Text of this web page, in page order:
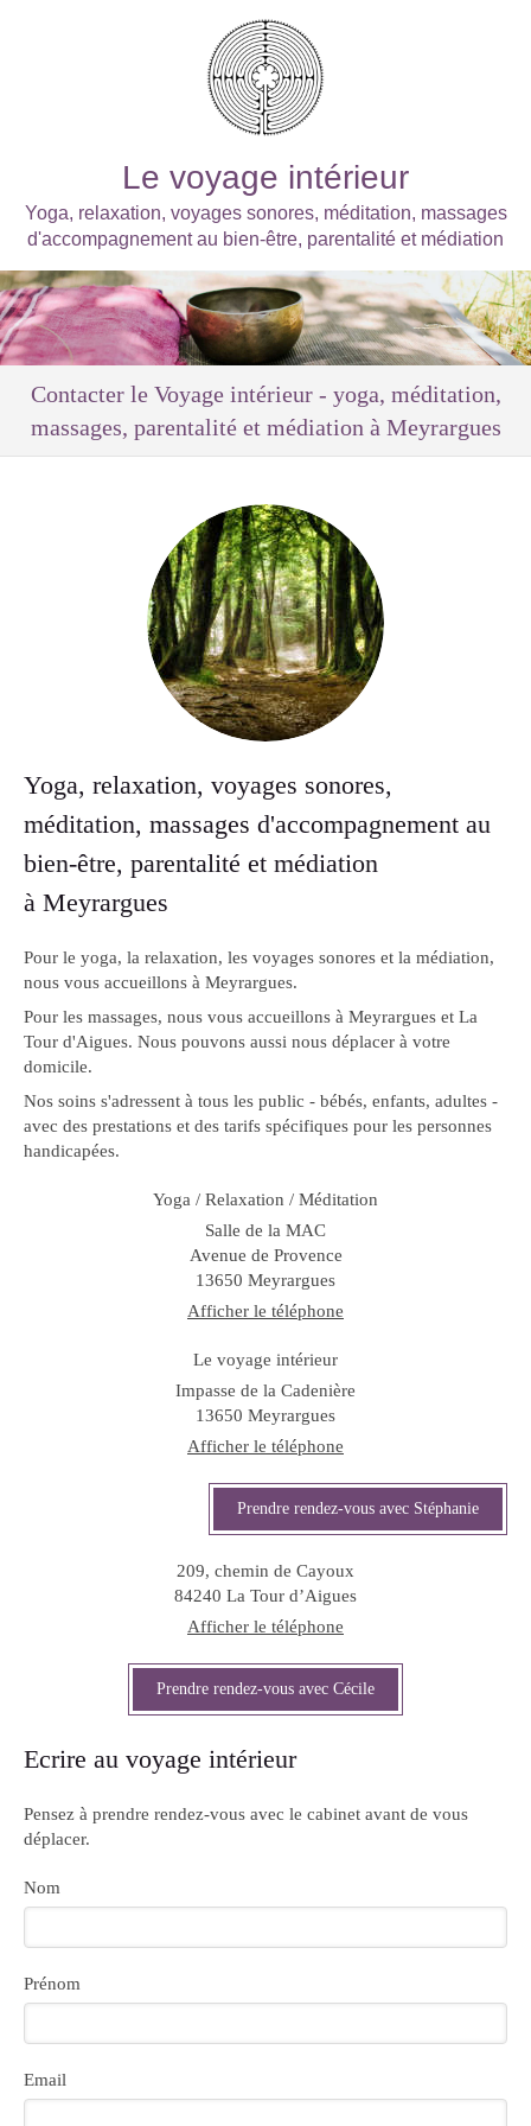
Le voyage intérieur
Yoga, relaxation, voyages sonores, méditation, massages
d'accompagnement au bien-être, parentalité et médiation
Contacter le Voyage intérieur - yoga, méditation,
massages, parentalité et médiation à Meyrargues
Yoga, relaxation, voyages sonores,
méditation, massages d'accompagnement au
bien-être, parentalité et médiation
à Meyrargues
Pour le yoga, la relaxation, les voyages sonores et la médiation,
nous vous accueillons à Meyrargues.
Pour les massages, nous vous accueillons à Meyrargues et La
Tour d'Aigues. Nous pouvons aussi nous déplacer à votre
domicile.
Nos soins s'adressent à tous les public - bébés, enfants, adultes -
avec des prestations et des tarifs spécifiques pour les personnes
handicapées.
Yoga / Relaxation / Méditation
Salle de la MAC
Avenue de Provence
13650 Meyrargues
Afficher le téléphone
Le voyage intérieur
Impasse de la Cadenière
13650 Meyrargues
Afficher le téléphone
Prendre rendez-vous avec Stéphanie
209, chemin de Cayoux
84240 La Tour d’Aigues
Afficher le téléphone
Prendre rendez-vous avec Cécile
Ecrire au voyage intérieur
Pensez à prendre rendez-vous avec le cabinet avant de vous
déplacer.
Nom
Prénom
Email